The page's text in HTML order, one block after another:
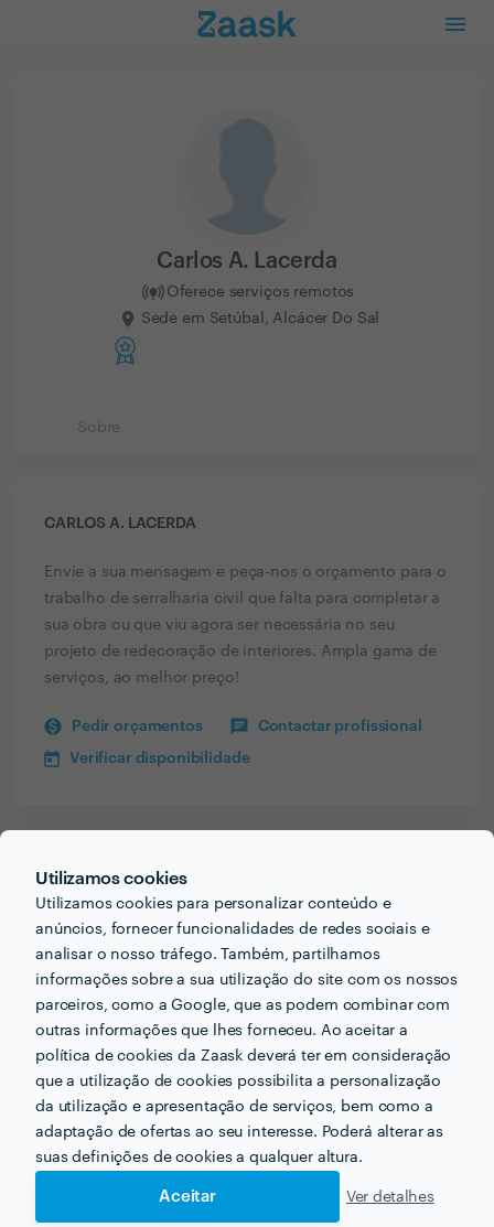
Utilizamos cookies
Utilizamos cookies para personalizar conteúdo e
anúncios, fornecer funcionalidades de redes sociais e
analisar o nosso tráfego. Também, partilhamos
informações sobre a sua utilização do site com os nossos
parceiros, como a Google, que as podem combinar com
outras informações que lhes forneceu. Ao aceitar a
política de cookies da Zaask deverá ter em consideração
que a utilização de cookies possibilita a personalização
da utilização e apresentação de serviços, bem como a
adaptação de ofertas ao seu interesse. Poderá alterar as
suas definições de cookies a qualquer altura.
Aceitar Ver detalhes
Carlos A. Lacerda
Oferece serviços remotos
Sede em Setúbal, Alcácer Do Sal
Sobre
CARLOS A. LACERDA
Envie a sua mensagem e peça-nos o orçamento para o
trabalho de serralharia civil que falta para completar a
sua obra ou que viu agora ser necessária no seu
projeto de redecoração de interiores. Ampla gama de
serviços, ao melhor preço!
Pedir orçamentos Contactar profissional
Verificar disponibilidade
Receba várias propostas de profissionais como
Carlos A. Lacerda
em poucas horas.
Outros serviços proporcionados por Carlos A. Lacerda
Portas Blindadas em setubal